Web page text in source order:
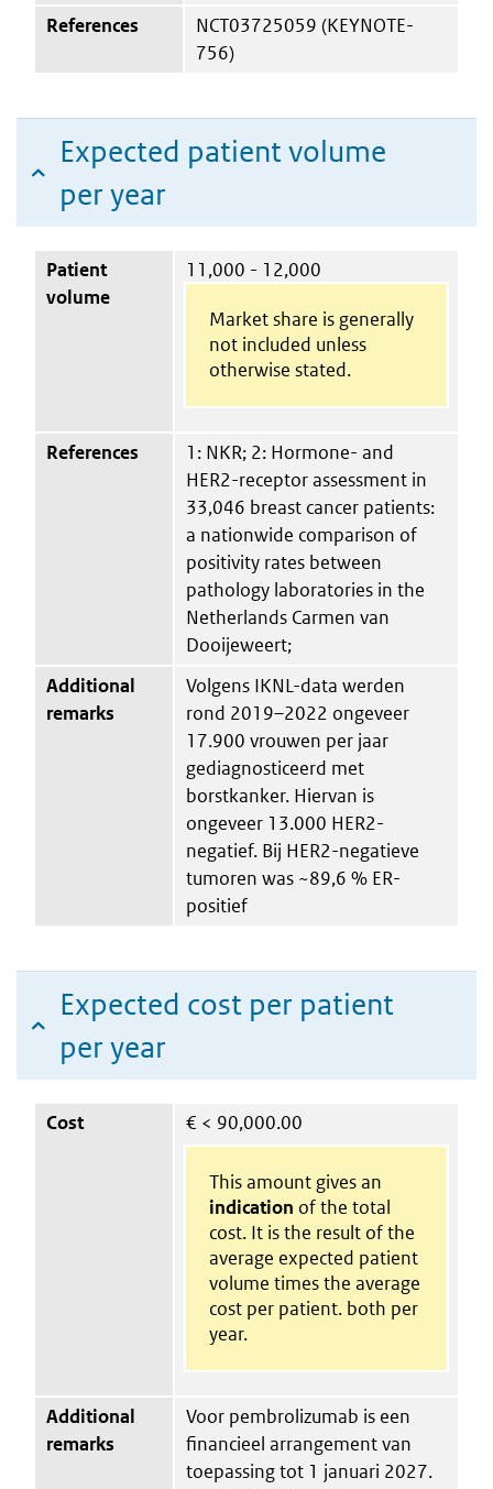
References
NCT03725059 (KEYNOTE-
756)
Expected patient volume
per year
Patient
volume
11,000 - 12,000
Market share is generally
not included unless
otherwise stated.
References
1: NKR; 2: Hormone- and
HER2-receptor assessment in
33,046 breast cancer patients:
a nationwide comparison of
positivity rates between
pathology laboratories in the
Netherlands Carmen van
Dooijeweert;
Additional
remarks
Volgens IKNL-data werden
rond 2019–2022 ongeveer
17.900 vrouwen per jaar
gediagnosticeerd met
borstkanker. Hiervan is
ongeveer 13.000 HER2-
negatief. Bij HER2-negatieve
tumoren was ~89,6 % ER-
positief
Expected cost per patient
per year
Cost € < 90,000.00
This amount gives an
indication of the total
cost. It is the result of the
average expected patient
volume times the average
cost per patient. both per
year.
Additional
remarks
Voor pembrolizumab is een
financieel arrangement van
toepassing tot 1 januari 2027.